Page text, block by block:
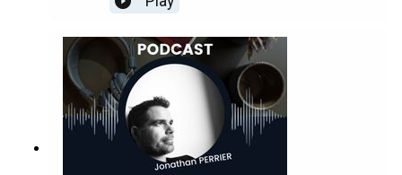
qui sortent quand l’envie me prend, sur les
thèmes qui me touchent et que j’ai envie de
partager.Pas de posture, pas de masque :
seulement une conversation intime, entre
nous.Parce que parfois, on a besoin d’appuyer sur
pause… une parenthèse rien qu’à
nous.Musique: Gaia - Nova NomaSource:
https://soundcloud.com/nova-nomaLicence:
https://creativecommons.org/licenses/by/3.0/de